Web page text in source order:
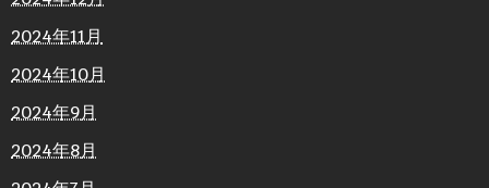
2024年11月
2024年10月
2024年9月
2024年8月